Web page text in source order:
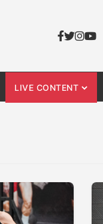
LIVE CONTENT